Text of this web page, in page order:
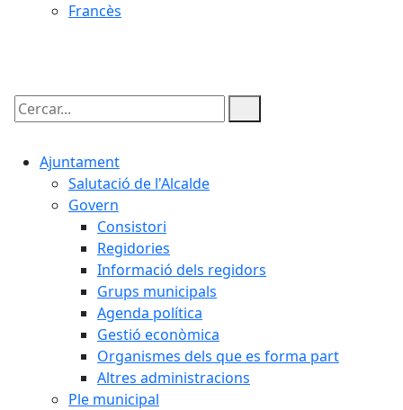
Francès
Cercar:
Ajuntament
Salutació de l'Alcalde
Govern
Consistori
Regidories
Informació dels regidors
Grups municipals
Agenda política
Gestió econòmica
Organismes dels que es forma part
Altres administracions
Ple municipal